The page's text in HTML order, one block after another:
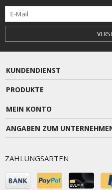
KUNDENDIENST
PRODUKTE
MEIN KONTO
ANGABEN ZUM
ZAHLUNGSARTEN